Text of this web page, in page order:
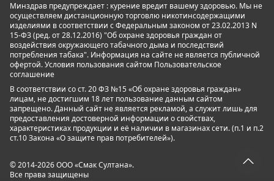
Минздрав предупреждает : курение вредит вашему здоровью. Мы не
осуществляем дистанционную торговлю никотинсодержащими
изделиями в соответствии с Федеральным законом от 23.02.2013 N
15-ФЗ (ред. от 28.12.2016) "Об охране здоровья граждан от
воздействия окружающего табачного дыма и последствий
потребления табака". Информация на сайте не является публичной
офертой. Условия пользования сайтом Пользовательское
соглашение
В соответствии со ст. 20 ФЗ №15 «Об охране здоровья граждан»
лицам, не достигшим 18 лет пользование данным сайтом
запрещено. Данный сайт не является рекламой, а служит лишь для
предоставления достоверной информации о свойствах,
характеристиках продукции и её наличии в магазинах сети. (п.1 и п.2
ст.10 Закона «О защите прав потребителей»).
© 2014-2026 ООО «Смак Султана».
Все права защищены